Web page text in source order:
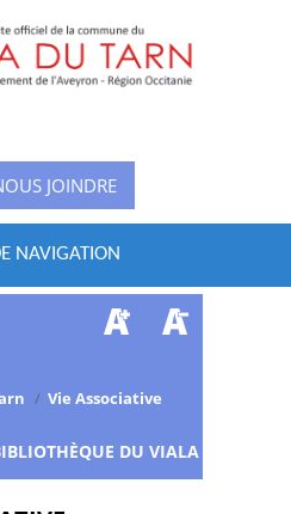
JOINDRE
NAVIGATION
/ Vie Associative
DU VIALA